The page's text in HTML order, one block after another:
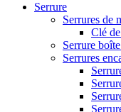
Serrure
Serrures de
Clé
Serrure
Serrures